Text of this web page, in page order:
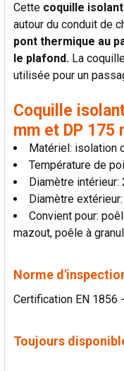
SÉLECTIONNER
AJOUTER
LA
SÉLECTION
AU PANIER
Cette coquille
autour du conduit de
pont thermique au
le plafond. La
utilisée pour un
Coquille
mm et DP
Matériel: isolation
Température de
Diamètre intérieur:
Diamètre
Convient pour:
mazout, poêle à
Norme
Certification EN 1856
Toujours